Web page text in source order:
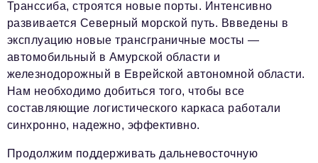
Транссиба, строятся новые порты. Интенсивно
развивается Северный морской путь. Ввведены в
эксплуацию новые трансграничные мосты —
автомобильный в Амурской области и
железнодорожный в Еврейской автономной области.
Нам необходимо добиться того, чтобы все
составляющие логистического каркаса работали
синхронно, надежно, эффективно.
Продолжим поддерживать дальневосточную